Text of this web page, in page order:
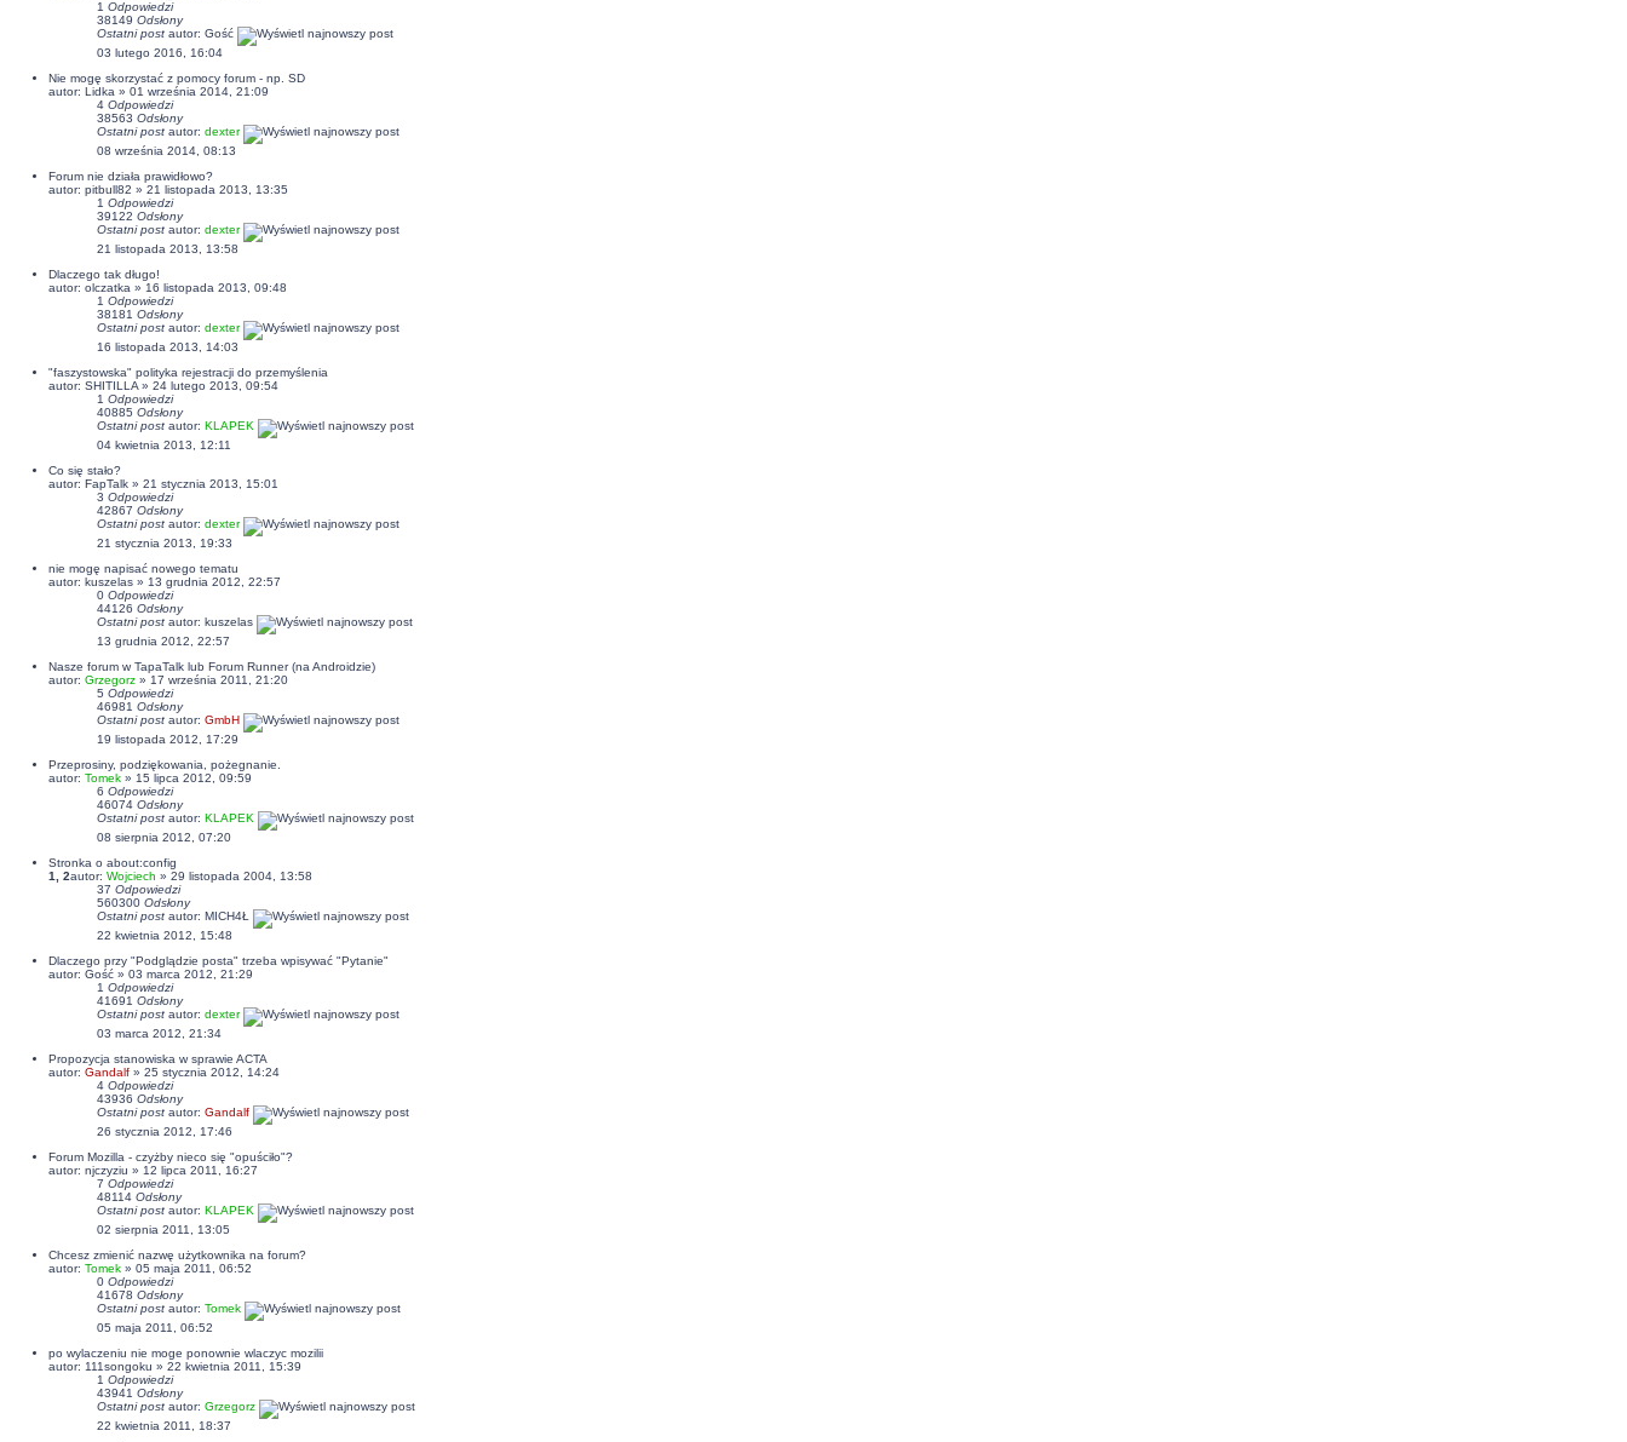
1 Odpowiedzi
38149 Odsłony
Ostatni post autor: Gość
03 lutego 2016, 16:04
Nie mogę skorzystać z pomocy forum - np. SD
autor: Lidka » 01 września 2014, 21:09
4 Odpowiedzi
38563 Odsłony
Ostatni post autor: dexter
08 września 2014, 08:13
Forum nie działa prawidłowo?
autor: pitbull82 » 21 listopada 2013, 13:35
1 Odpowiedzi
39122 Odsłony
Ostatni post autor: dexter
21 listopada 2013, 13:58
Dlaczego tak długo!
autor: olczatka » 16 listopada 2013, 09:48
1 Odpowiedzi
38181 Odsłony
Ostatni post autor: dexter
16 listopada 2013, 14:03
"faszystowska" polityka rejestracji do przemyślenia
autor: SHITILLA » 24 lutego 2013, 09:54
1 Odpowiedzi
40885 Odsłony
Ostatni post autor: KLAPEK
04 kwietnia 2013, 12:11
Co się stało?
autor: FapTalk » 21 stycznia 2013, 15:01
3 Odpowiedzi
42867 Odsłony
Ostatni post autor: dexter
21 stycznia 2013, 19:33
nie mogę napisać nowego tematu
autor: kuszelas » 13 grudnia 2012, 22:57
0 Odpowiedzi
44126 Odsłony
Ostatni post autor: kuszelas
13 grudnia 2012, 22:57
Nasze forum w TapaTalk lub Forum Runner (na Androidzie)
autor: Grzegorz » 17 września 2011, 21:20
5 Odpowiedzi
46981 Odsłony
Ostatni post autor: GmbH
19 listopada 2012, 17:29
Przeprosiny, podziękowania, pożegnanie.
autor: Tomek » 15 lipca 2012, 09:59
6 Odpowiedzi
46074 Odsłony
Ostatni post autor: KLAPEK
08 sierpnia 2012, 07:20
Stronka o about:config
1
2autor: Wojciech » 29 listopada 2004, 13:58
37 Odpowiedzi
560300 Odsłony
Ostatni post autor: MICH4Ł
22 kwietnia 2012, 15:48
Dlaczego przy "Podglądzie posta" trzeba wpisywać "Pytanie"
autor: Gość » 03 marca 2012, 21:29
1 Odpowiedzi
41691 Odsłony
Ostatni post autor: dexter
03 marca 2012, 21:34
Propozycja stanowiska w sprawie ACTA
autor: Gandalf » 25 stycznia 2012, 14:24
4 Odpowiedzi
43936 Odsłony
Ostatni post autor: Gandalf
26 stycznia 2012, 17:46
Forum Mozilla - czyżby nieco się "opuściło"?
autor: njczyziu » 12 lipca 2011, 16:27
7 Odpowiedzi
48114 Odsłony
Ostatni post autor: KLAPEK
02 sierpnia 2011, 13:05
Chcesz zmienić nazwę użytkownika na forum?
autor: Tomek » 05 maja 2011, 06:52
0 Odpowiedzi
41678 Odsłony
Ostatni post autor: Tomek
05 maja 2011, 06:52
po wylaczeniu nie moge ponownie wlaczyc mozilii
autor: 111songoku » 22 kwietnia 2011, 15:39
1 Odpowiedzi
43941 Odsłony
Ostatni post autor: Grzegorz
22 kwietnia 2011, 18:37